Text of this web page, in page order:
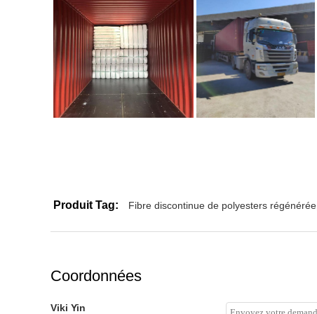
Produit Tag: Fibre discontinue de polyesters régénérée
Coordonnées
Viki Yin